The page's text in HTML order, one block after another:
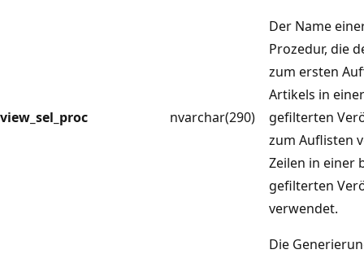
view_sel_proc nvarchar(290)
Der Name
Prozedur, die
zum ersten
Artikels in
gefilterten
zum Auflisten
Zeilen in einer
gefilterten
verwendet.
Die